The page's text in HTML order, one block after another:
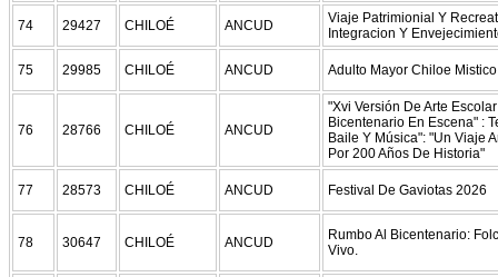
74 29427 CHILOÉ ANCUD
Viaje Patrimionial Y
Integracion Y
75 29985 CHILOÉ ANCUD Adulto Mayor Chiloe Mistico
76 28766 CHILOÉ ANCUD
"Xvi Versión De Arte
Bicentenario En Escena" :
Baile Y Música": "Un Viaje
Por 200 Años De Historia"
77 28573 CHILOÉ ANCUD Festival De Gaviotas 2026
78 30647 CHILOÉ ANCUD
Rumbo Al Bicentenario:
Vivo.